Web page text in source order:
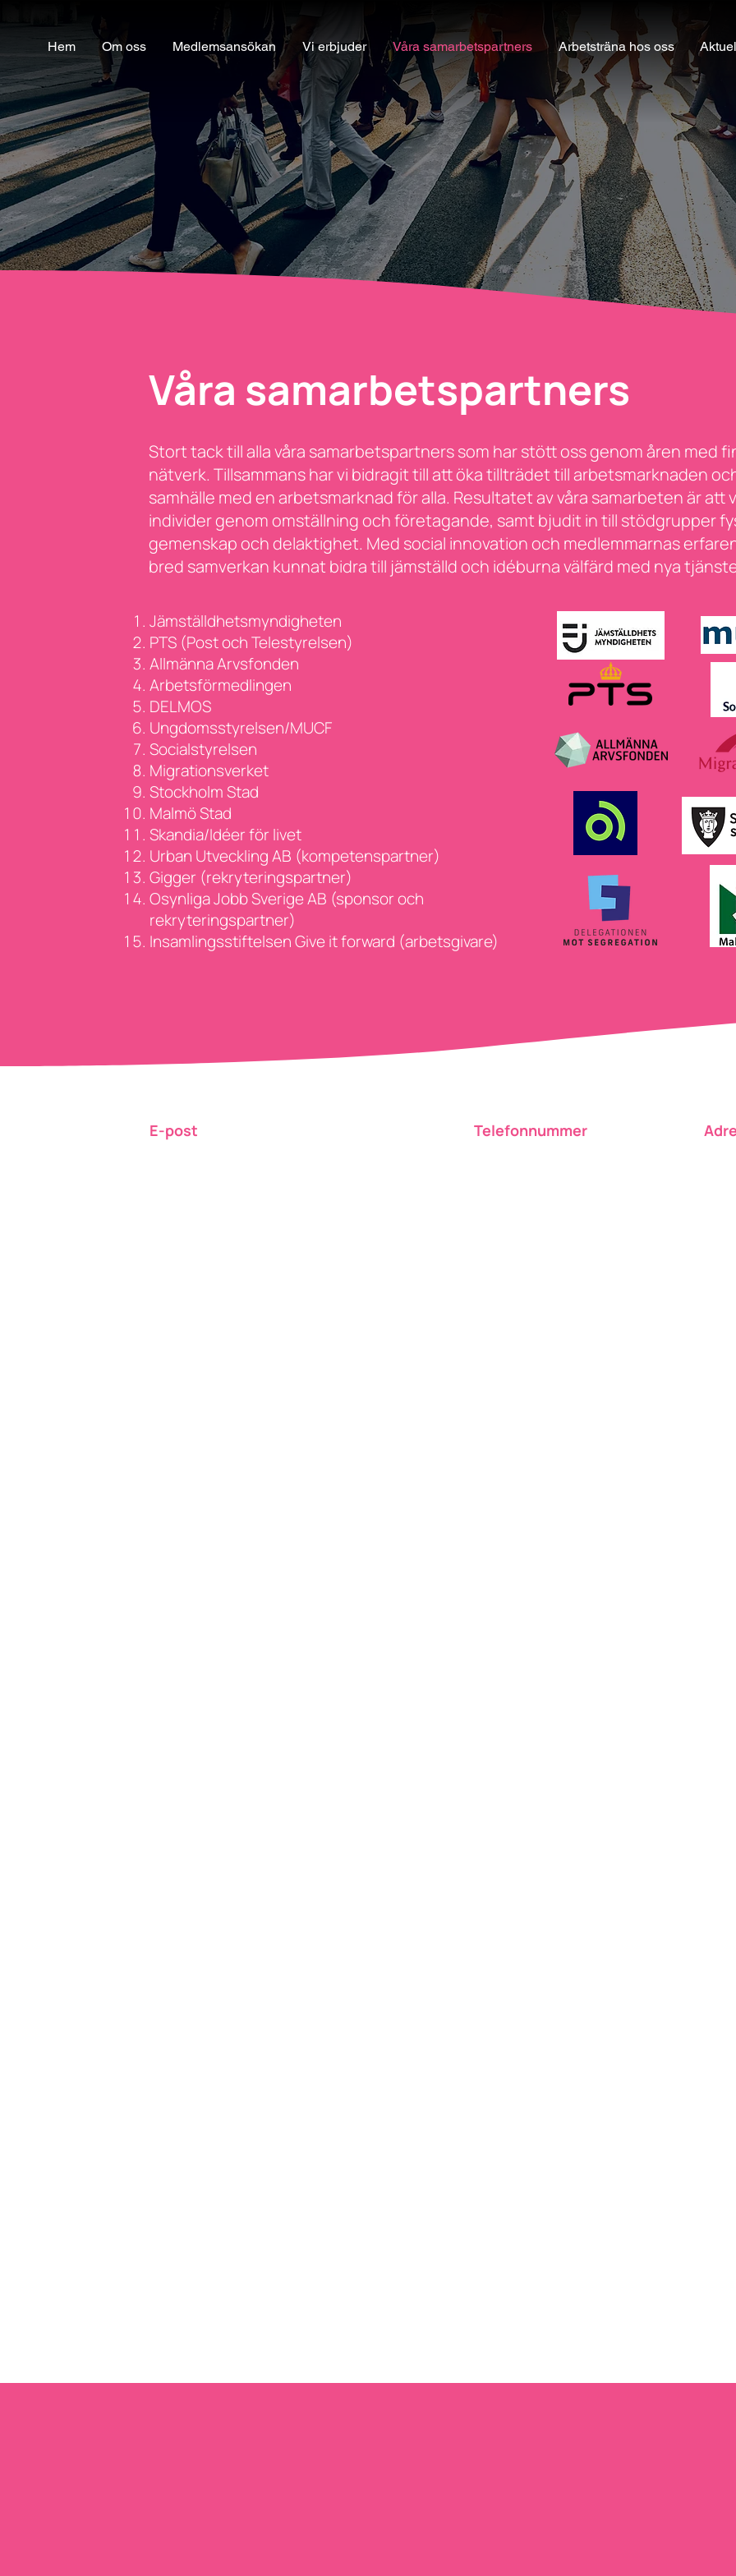
Hem Om oss Medlemsansökan Vi erbjuder Våra samarbetspartners Arbetsträna hos oss
Våra samarbetspartners
Stort tack till alla våra samarbetspartners som har stött oss genom åren med
nätverk. Tillsammans har vi bidragit till att öka tillträdet till arbetsmarknaden
samhälle med en arbetsmarknad för alla. Resultatet av våra samarbeten är att
individer genom omställning och företagande, samt bjudit in till stödgrupper
gemenskap och delaktighet. Med social innovation och medlemmarnas
bred samverkan kunnat bidra till jämställd och idéburna välfärd med nya
Jämställdhetsmyndigheten
PTS (Post och Telestyrelsen)
Allmänna Arvsfonden
Arbetsförmedlingen
DELMOS
Ungdomsstyrelsen/MUCF
Socialstyrelsen
Migrationsverket
Stockholm Stad
Malmö Stad
Skandia/Idéer för livet
Urban Utveckling AB (kompetenspartner)
Gigger (rekryteringspartner)
Osynliga Jobb Sverige AB (sponsor och
rekryteringspartner)
Insamlingsstiftelsen Give it forward (arbetsgivare)
E-post
Telefonnummer